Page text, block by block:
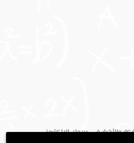
والأخبار في بريدك الإلكتروني.